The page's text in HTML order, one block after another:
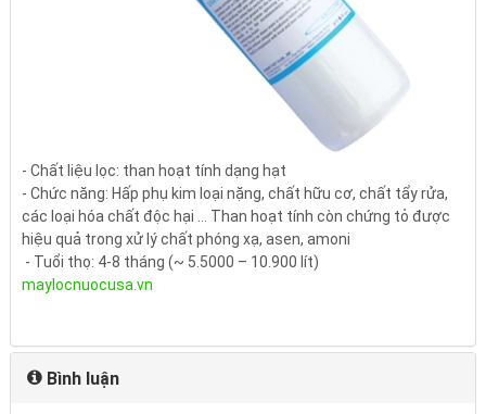
- Chất liệu lọc: than hoạt tính dạng hạt
- Chức năng: Hấp phụ kim loại nặng, chất hữu cơ, chất tẩy rửa,
các loại hóa chất độc hại ... Than hoạt tính còn chứng tỏ được
hiệu quả trong xử lý chất phóng xạ, asen, amoni
- Tuổi thọ: 4-8 tháng (~ 5.5000 – 10.900 lít)
maylocnuocusa.vn
Bình luận